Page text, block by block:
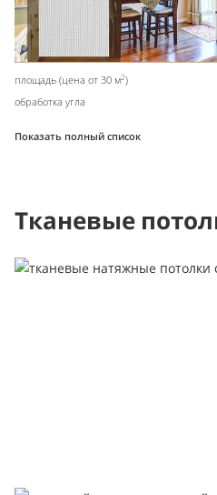
площадь (цена от 30 м2)
обработка угла
Показать полный список
Тканевые